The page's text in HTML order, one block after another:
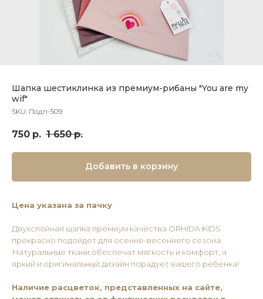
Шапка шестиклинка из премиум-рибаны "You are my
wif"
SKU: Подп-509
750 р. 1 650 р.
Добавить в корзину
Цена указана за пачку
Двухслойная шапка премиум качества ORHIDA KIDS
прекрасно подойдет для осенне-весеннего сезона.
Натуральные ткани обеспечат мягкость и комфорт, а
яркий и оригинальный дизайн порадует вашего ребенка!
Наличие расцветок, представленных на сайте,